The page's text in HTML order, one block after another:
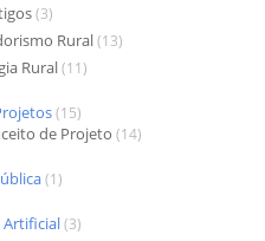
(3)
Rural(13)
Rural(11)
(15)
de Projeto (14)
(1)
Artificial(3)